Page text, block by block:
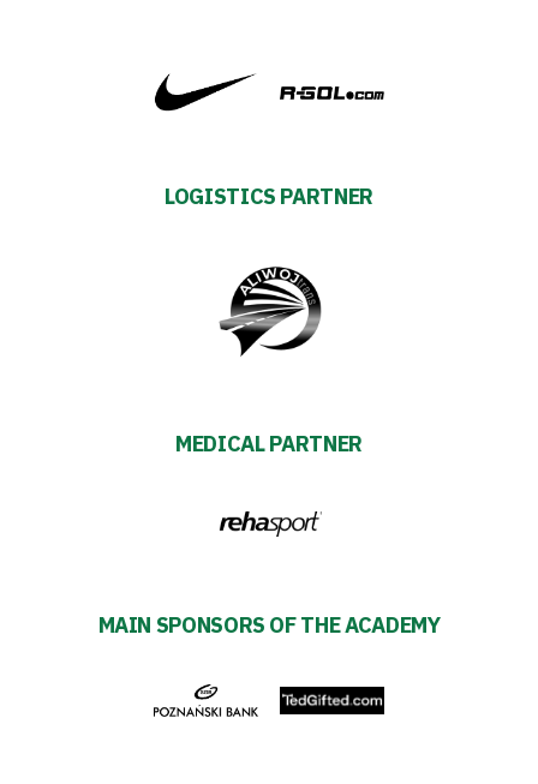
LOGISTICS PARTNER
MEDICAL PARTNER
MAIN SPONSORS OF THE ACADEMY